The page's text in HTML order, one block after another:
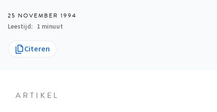
25 NOVEMBER 1994
Leestijd
1 minuut
Citeren
ARTIKEL